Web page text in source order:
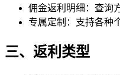
佣金返利明细：查询
专属定制：支持各种
三、返利类型